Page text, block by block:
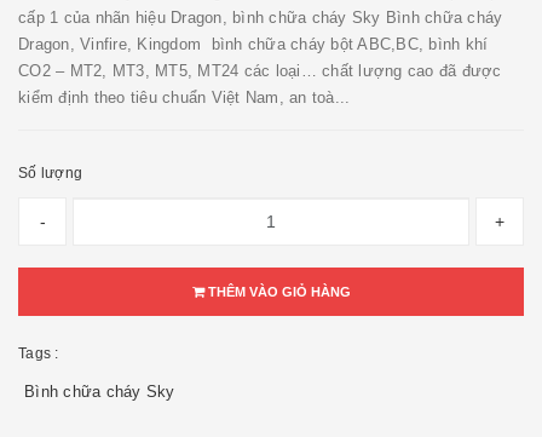
cấp 1 của nhãn hiệu Dragon, bình chữa cháy Sky Bình chữa cháy
Dragon, Vinfire, Kingdom bình chữa cháy bột ABC,BC, bình khí
CO2 – MT2, MT3, MT5, MT24 các loại… chất lượng cao đã được
kiểm định theo tiêu chuẩn Việt Nam, an toà...
Số lượng
- +
THÊM VÀO GIỎ HÀNG
Tags :
Bình chữa cháy Sky